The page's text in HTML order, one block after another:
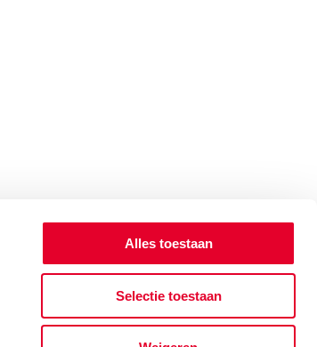
Alles toestaan
Selectie toestaan